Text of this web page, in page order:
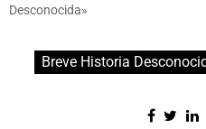
Desconocida»
Breve Historia